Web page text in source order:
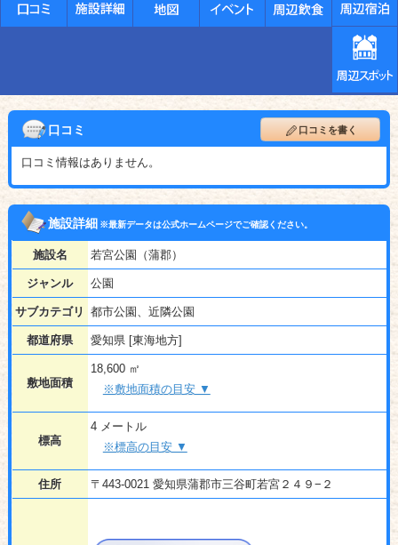
口コミ 口コミを書く
口コミ情報はありません。
施設詳細※最新データは公式ホームページでご確認ください。
施設名 若宮公園（蒲郡）
ジャンル 公園
サブカテゴリ 都市公園、近隣公園
都道府県 愛知県 [東海地方]
敷地面積
18,600 ㎡
※敷地面積の目安 ▼
標高
4 メートル
※標高の目安 ▼
住所 〒443-0021 愛知県蒲郡市三谷町若宮２４９−２